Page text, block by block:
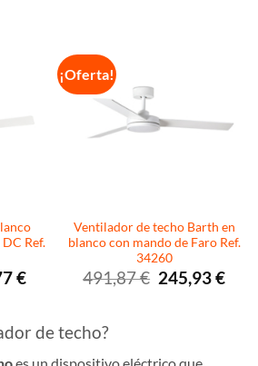
Ref.
€El
precio
¡Oferta!
Ventilador de techo Barth en
blanco con mando de Faro Ref.
34260
491,87€
El
precio
245,93€El
de techo?